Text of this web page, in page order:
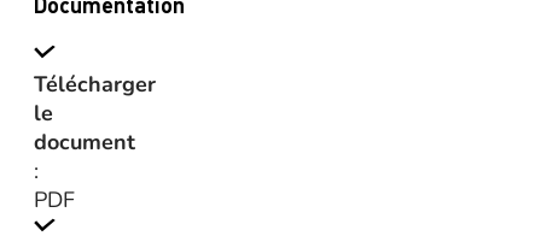
Télécharger
le
document
:
PDF